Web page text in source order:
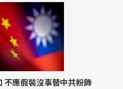
不應假裝沒事替中共粉飾